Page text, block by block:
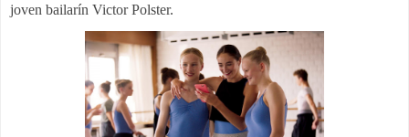
joven bailarín Victor Polster.